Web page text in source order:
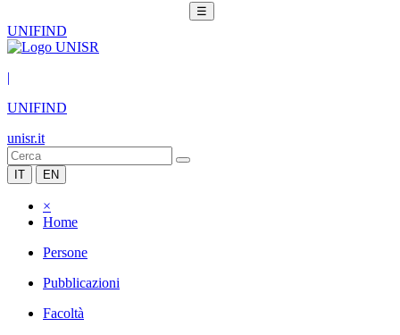
☰
UNIFIND
|
UNIFIND
unisr.it
IT EN
×
Home
Persone
Pubblicazioni
Facoltà